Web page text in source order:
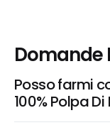
Domande
Posso farmi
100% Polpa